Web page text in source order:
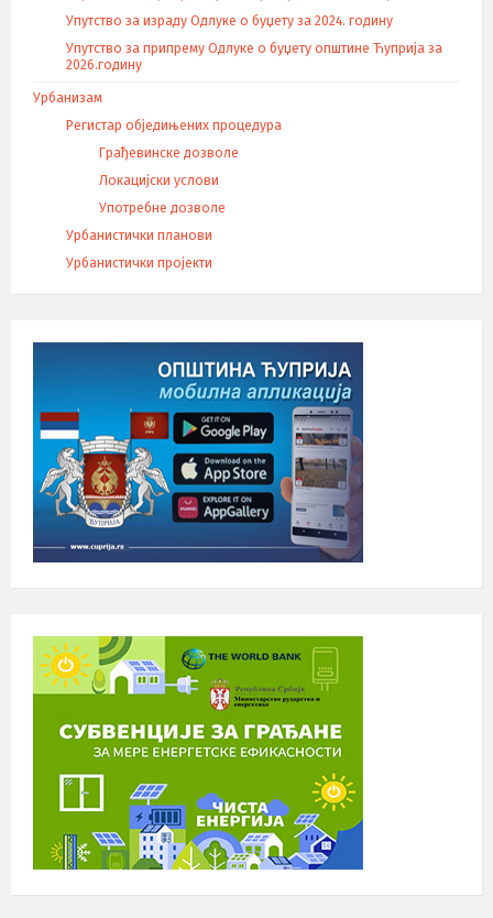
Упутство за израду Одлуке о буџету за 2024. годину
Упутство за припрему Одлуке о буџету општине Ћуприја за
2026.годину
Урбанизам
Регистар обједињених процедура
Грађевинске дозволе
Локацијски услови
Употребне дозволе
Урбанистички планови
Урбанистички пројекти